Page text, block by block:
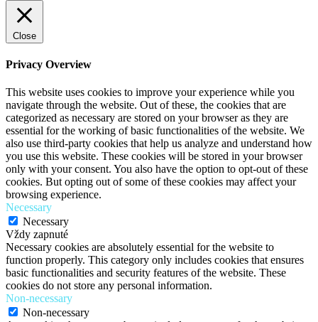
Close
Privacy Overview
This website uses cookies to improve your experience while you
navigate through the website. Out of these, the cookies that are
categorized as necessary are stored on your browser as they are
essential for the working of basic functionalities of the website. We
also use third-party cookies that help us analyze and understand how
you use this website. These cookies will be stored in your browser
only with your consent. You also have the option to opt-out of these
cookies. But opting out of some of these cookies may affect your
browsing experience.
Necessary
Necessary
Vždy zapnuté
Necessary cookies are absolutely essential for the website to
function properly. This category only includes cookies that ensures
basic functionalities and security features of the website. These
cookies do not store any personal information.
Non-necessary
Non-necessary